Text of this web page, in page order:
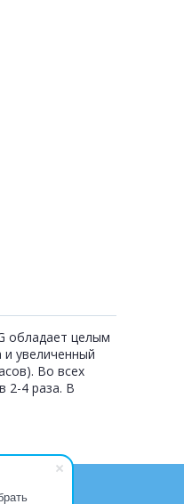
обладает целым
увеличенный
Во всех
2-4 раза. В